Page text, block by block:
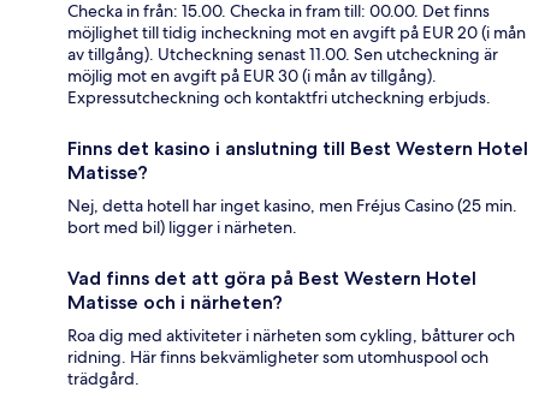
Checka in från: 15.00. Checka in fram till: 00.00. Det finns
möjlighet till tidig incheckning mot en avgift på EUR 20 (i mån
av tillgång). Utcheckning senast 11.00. Sen utcheckning är
möjlig mot en avgift på EUR 30 (i mån av tillgång).
Expressutcheckning och kontaktfri utcheckning erbjuds.
Finns det kasino i anslutning till Best Western Hotel
Matisse?
Nej, detta hotell har inget kasino, men Fréjus Casino (25 min.
bort med bil) ligger i närheten.
Vad finns det att göra på Best Western Hotel
Matisse och i närheten?
Roa dig med aktiviteter i närheten som cykling, båtturer och
ridning. Här finns bekvämligheter som utomhuspool och
trädgård.